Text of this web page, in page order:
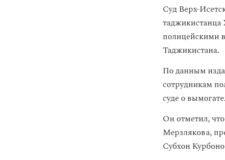
Суд Верх-
таджикистанца
полицейскими
Таджикистана.
По данным
сотрудникам
суде о
Он отметил,
Мерзлякова,
Субхон